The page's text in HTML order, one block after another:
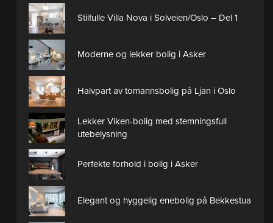
Stilfulle Villa Nova i Solveien/Oslo – Del 1
Moderne og lekker bolig i Asker
Halvpart av tomannsbolig på Ljan i Oslo
Lekker Viken-bolig med stemningsfull
utebelysning
Perfekte forhold i bolig i Asker
Elegant og hyggelig enebolig på Bekkestua